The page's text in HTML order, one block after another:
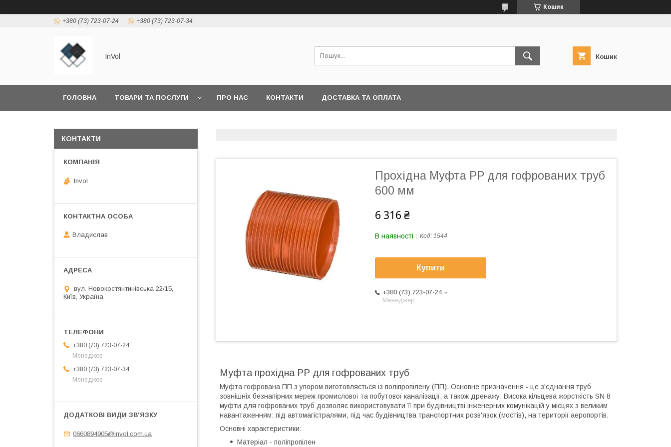
Кошик
+380 (73) 723-07-24 +380 (73) 723-07-34
InVol Кошик
ГОЛОВНА ТОВАРИ ТА ПОСЛУГИ ПРО НАС КОНТАКТИ ДОСТАВКА ТА ОПЛАТА
Прохідна Муфта PP для гофрованих труб
600 мм
6 316 ₴
В наявності Код: 1544
Купити
+380 (73) 723-07-24
Менеджер
Муфта прохідна PP для гофрованих труб
Муфта гофрована ПП з упором виготовляється із поліпропілену (ПП). Основне призначення - це з'єднання труб
зовнішніх безнапірних мереж промислової та побутової каналізації, а також дренажу. Висока кільцева жорсткість SN 8
муфти для гофрованих труб дозволяє використовувати її при будівництві інженерних комунікацій у місцях з великим
навантаженням: під автомагістралями, під час будівництва транспортних розв'язок (мостів), на території аеропортів.
Основні характеристики:
Матеріал - поліпропілен
КОНТАКТИ
Invol
Владислав
вул. Новокостянтинівська 22/15,
Київ, Україна
+380 (73) 723-07-24
Менеджер
+380 (73) 723-07-34
Менеджер
0660894905@invol.com.ua